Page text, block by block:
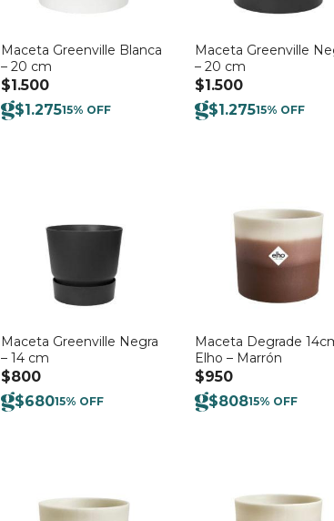
Maceta Greenville Blanca
– 20 cm
$1.500
$1.27515% OFF
Maceta Greenville
– 20 cm
$1.500
$1.27515% OFF
Maceta Greenville Negra
– 14 cm
$800
$68015% OFF
Maceta Degrade
Elho – Marrón
$950
$80815% OFF